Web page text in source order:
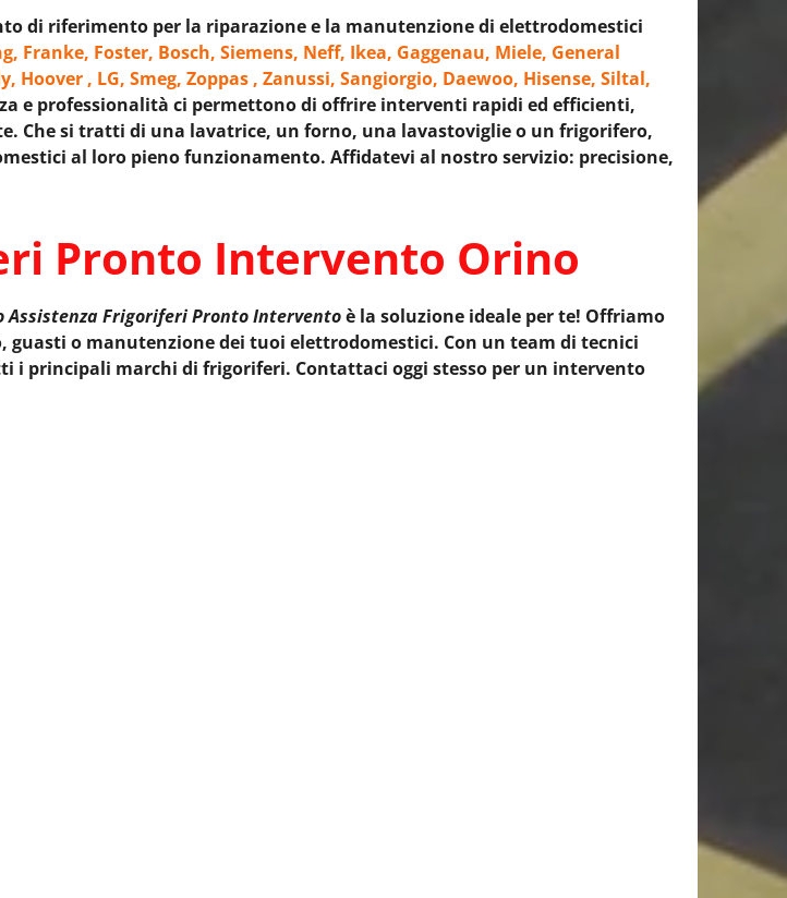
di riferimento per la riparazione e la manutenzione di elettrodomestici
Franke, Foster, Bosch, Siemens, Neff, Ikea, Gaggenau, Miele, General
, LG, Smeg, Zoppas , Zanussi, Sangiorgio, Daewoo, Hisense, Siltal,
e professionalità ci permettono di offrire interventi rapidi ed efficienti,
Che si tratti di una lavatrice, un forno, una lavastoviglie o un frigorifero,
al loro pieno funzionamento. Affidatevi al nostro servizio: precisione,
Pronto Intervento Orino
Assistenza Frigoriferi Pronto Interventoè la soluzione ideale per te! Offriamo
o manutenzione dei tuoi elettrodomestici. Con un team di tecnici
principali marchi di frigoriferi. Contattaci oggi stesso per un intervento